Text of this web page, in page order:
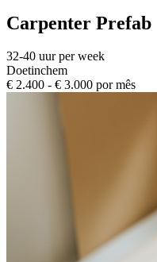
Carpenter Prefab
32-40 uur per week
Doetinchem
€ 2.400 - € 3.000 por mês